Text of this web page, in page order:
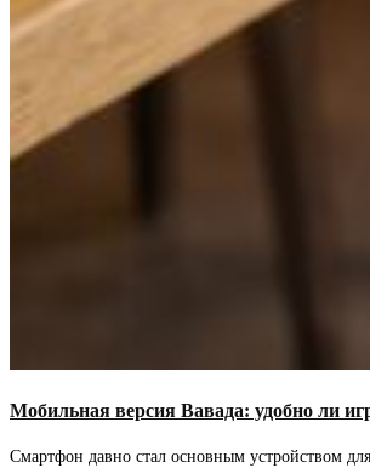
Мобильная версия Вавада: удобно ли
Смартфон давно стал основным устройством